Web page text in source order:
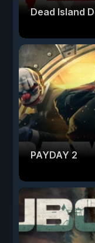
Dead Island
PAYDAY 2